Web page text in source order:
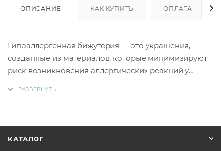
ОПИСАНИЕ КАК КУПИТЬ ОПЛАТА
Гипоаллергенная бижутерия — это украшения,
созданные из материалов, которые минимизируют
риск возникновения аллергических реакций у
гипоаллергенной бижутерии используются
КАТАЛОГ